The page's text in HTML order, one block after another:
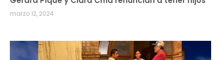
marzo 12, 2024